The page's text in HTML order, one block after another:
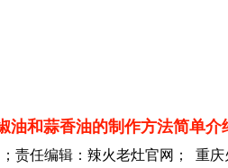
油和蒜香油的制作方法简单介
责任编辑： 辣火老灶官网 ； 重